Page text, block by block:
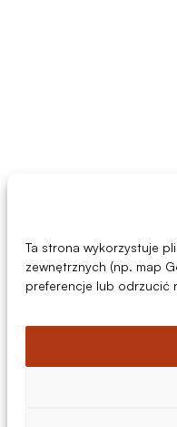
Ta strona wykorzystuje
zewnętrznych (np. map
preferencje lub odrzucić